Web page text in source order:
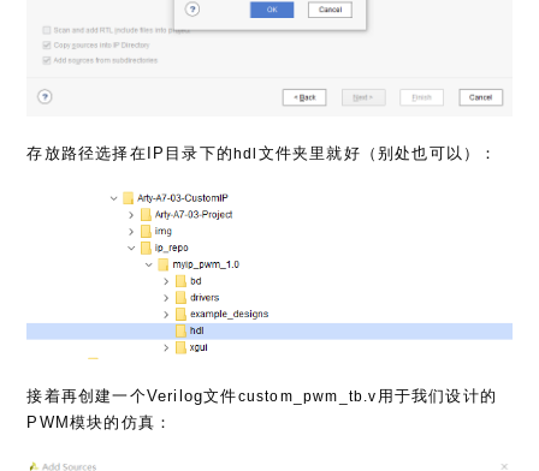
存放路径选择在IP目录下的hdl 文件夹里就好（别处也可以）：
接着再创建一个Verilog文件custom_pwm_tb.v 用于我们设计的
PWM模块的仿真：